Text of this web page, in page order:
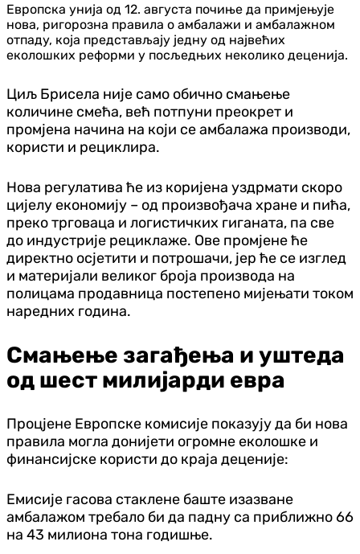
Европска унија од 12. августа почиње да примјењује
нова, ригорозна правила о амбалажи и амбалажном
отпаду, која представљају једну од највећих
еколошких реформи у посљедњих неколико деценија.
Циљ Брисела није само обично смањење
количине смећа, већ потпуни преокрет и
промјена начина на који се амбалажа производи,
користи и рециклира.
Нова регулатива ће из коријена уздрмати скоро
цијелу економију – од произвођача хране и пића,
преко трговаца и логистичких гиганата, па све
до индустрије рециклаже. Ове промјене ће
директно осјетити и потрошачи, јер ће се изглед
и материјали великог броја производа на
полицама продавница постепено мијењати током
наредних година.
Смањење загађења и уштеда
од шест милијарди евра
Процјене Европске комисије показују да би нова
правила могла донијети огромне еколошке и
финансијске користи до краја деценије:
Емисије гасова стаклене баште изазване
амбалажом требало би да падну са приближно 66
на 43 милиона тона годишње.